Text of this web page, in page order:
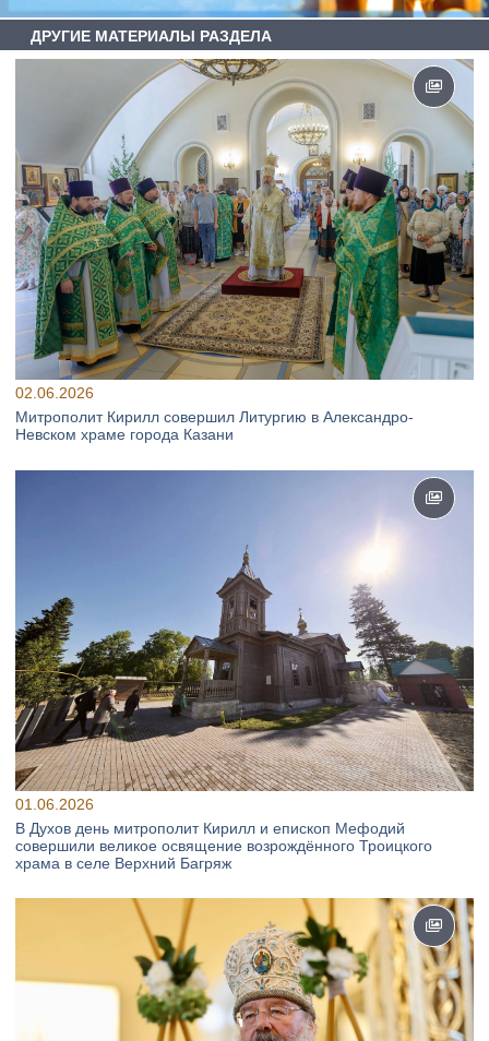
ДРУГИЕ МАТЕРИАЛЫ РАЗДЕЛА
02.06.2026
Митрополит Кирилл совершил Литургию в Александро-
Невском храме города Казани
01.06.2026
В Духов день митрополит Кирилл и епископ Мефодий
совершили великое освящение возрождённого Троицкого
храма в селе Верхний Багряж